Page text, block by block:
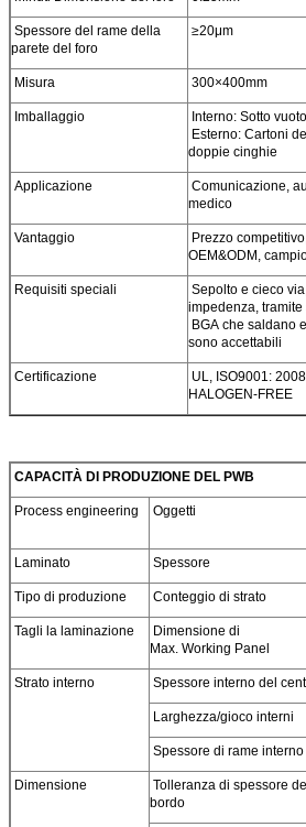
Spessore del rame della
parete del foro
≥20μm
Misura 300×400mm
Imballaggio
Interno: Sotto
Esterno: Cartoni
doppie cinghie
Applicazione
Comunicazione,
medico
Vantaggio
Prezzo
OEM&ODM,
Requisiti speciali
Sepolto e cieco
impedenza, tramite
BGA che saldano
sono accettabili
Certificazione
UL, ISO9001:
HALOGEN-FREE
CAPACITÀ DI PRODUZIONE DEL PWB
Process engineering Oggetti
Laminato Spessore
Tipo di produzione Conteggio di strato
Tagli la laminazione
Dimensione di
Max. Working Panel
Strato interno Spessore interno del
Larghezza/gioco interni
Spessore di rame interno
Dimensione
Tolleranza di spessore
bordo